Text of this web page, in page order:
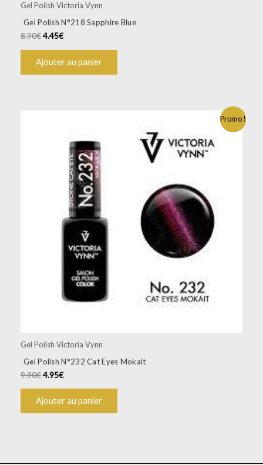
Gel Polish Victoria Vynn
Gel Polish N°218 Sapphire Blue
8.90€4.45€
Ajouter au panier
Promo !
Gel Polish Victoria Vynn
Gel Polish N°232 Cat Eyes Mokait
9.90€4.95€
Ajouter au panier